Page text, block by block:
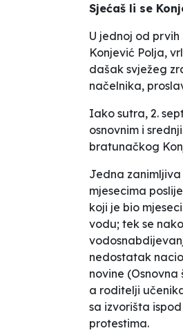
Sjećaš li se
U jednoj od
Konjević Polja,
dašak svježeg
načelnika,
Iako sutra, 2.
osnovnim i
bratunačkog
Jedna
mjesecima
koji je bio
vodu; tek se
nedostatak
novine (Osnovna
a roditelji
sa izvorišta
protestima.